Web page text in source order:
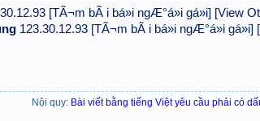
[TÃ¬m bÃ i bá»i ngÆ°á»i gá»i] [View
123.30.12.93 [TÃ¬m bÃ i bá»i ngÆ°á»i gá»i]
Nội quy: Bài viết bằng tiếng Việt yêu cầu phải có